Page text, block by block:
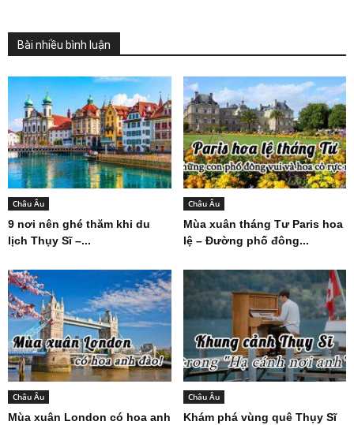
Bài nhiều bình luận
Châu Âu
9 nơi nên ghé thăm khi du
lịch Thụy Sĩ –...
Châu Âu
Mùa xuân tháng Tư Paris hoa
lệ – Đường phố đông...
Châu Âu
Mùa xuân London có hoa anh
Châu Âu
Khám phá vùng quê Thụy Sĩ